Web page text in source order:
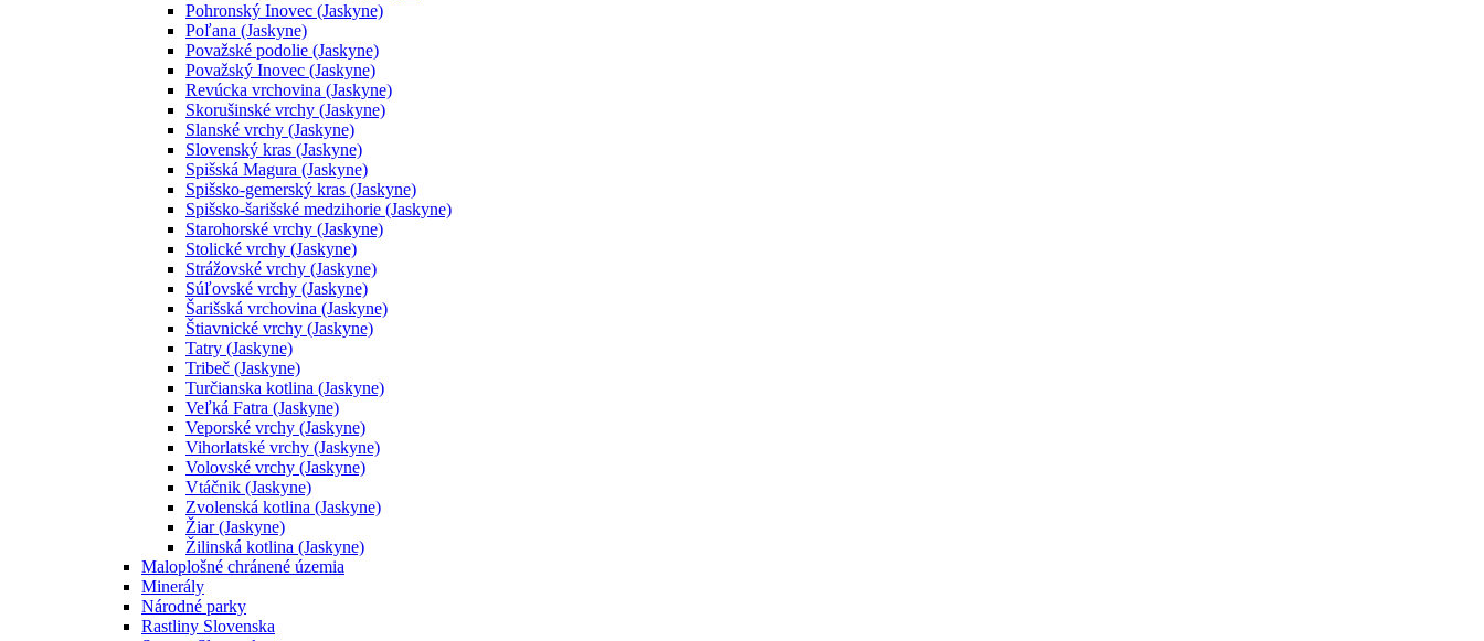
Pohronský Inovec (Jaskyne)
Poľana (Jaskyne)
Považské podolie (Jaskyne)
Považský Inovec (Jaskyne)
Revúcka vrchovina (Jaskyne)
Skorušinské vrchy (Jaskyne)
Slanské vrchy (Jaskyne)
Slovenský kras (Jaskyne)
Spišská Magura (Jaskyne)
Spišsko-gemerský kras (Jaskyne)
Spišsko-šarišské medzihorie (Jaskyne)
Starohorské vrchy (Jaskyne)
Stolické vrchy (Jaskyne)
Strážovské vrchy (Jaskyne)
Súľovské vrchy (Jaskyne)
Šarišská vrchovina (Jaskyne)
Štiavnické vrchy (Jaskyne)
Tatry (Jaskyne)
Tribeč (Jaskyne)
Turčianska kotlina (Jaskyne)
Veľká Fatra (Jaskyne)
Veporské vrchy (Jaskyne)
Vihorlatské vrchy (Jaskyne)
Volovské vrchy (Jaskyne)
Vtáčnik (Jaskyne)
Zvolenská kotlina (Jaskyne)
Žiar (Jaskyne)
Žilinská kotlina (Jaskyne)
Maloplošné chránené územia
Minerály
Národné parky
Rastliny Slovenska